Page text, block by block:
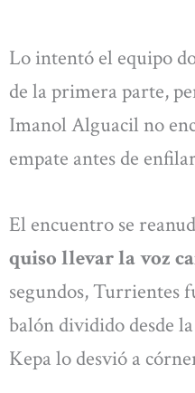
Lo intentó el equipo
de la primera parte,
Imanol Alguacil no
empate antes de
El encuentro se
quiso llevar la voz
segundos, Turrientes
balón dividido desde
Kepa lo desvió a